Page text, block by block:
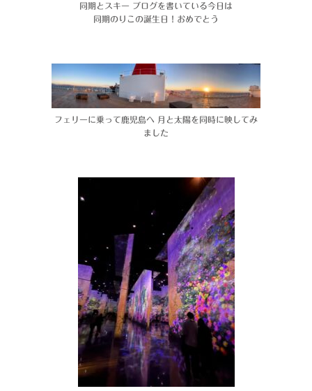
同期とスキー ブログを書いている今日は
同期のりこの誕生日！おめでとう
フェリーに乗って鹿児島へ 月と太陽を同時に映してみ
ました